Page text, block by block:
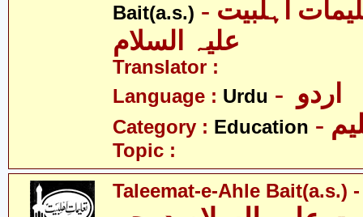
Bait(a.s.) - ادارہ فروغ تعلیمات اہلبیت
علیہ السلام
Translator :
Language : Urdu
Category : Education
Topic :
Taleemat-e-Ahle Bait(a.s.)